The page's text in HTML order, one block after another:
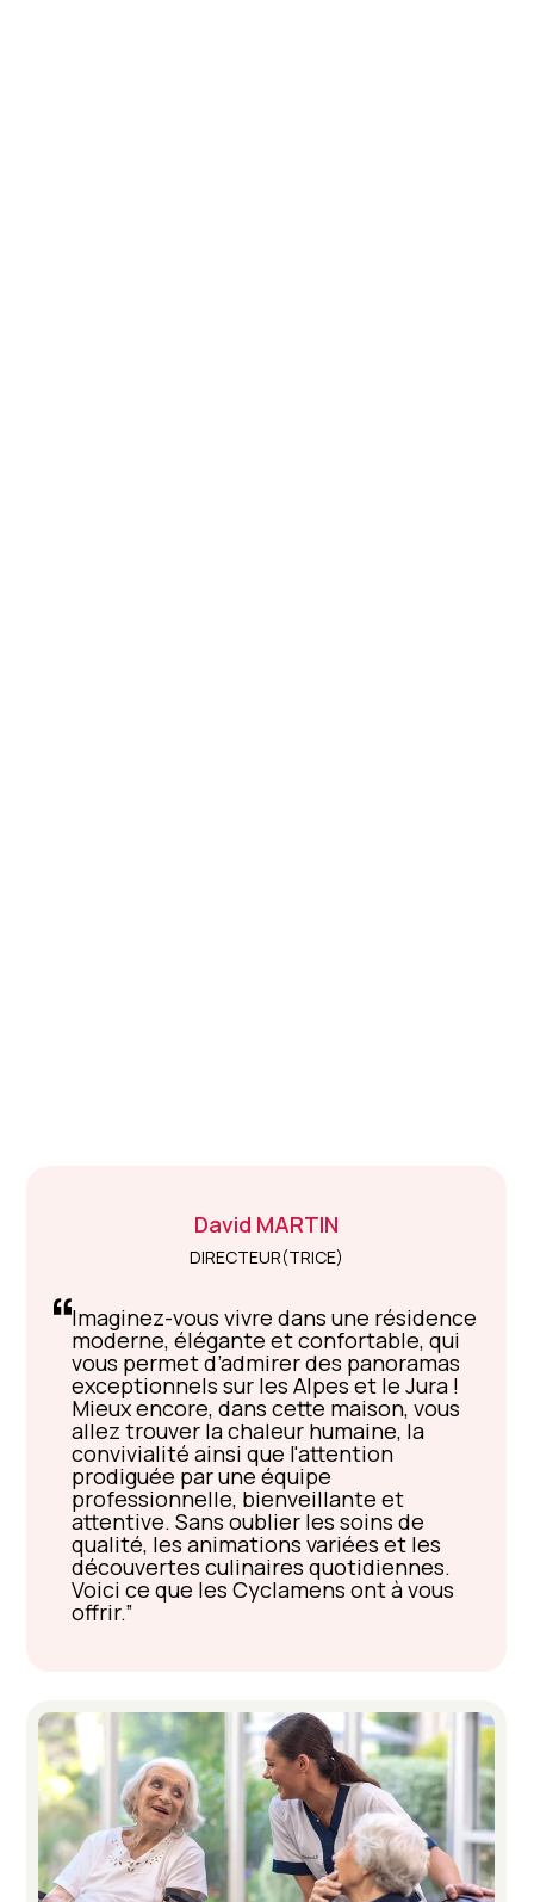
David MARTIN
DIRECTEUR(TRICE)
Imaginez-vous vivre dans une résidence
moderne, élégante et confortable, qui
vous permet d’admirer des panoramas
exceptionnels sur les Alpes et le Jura !
Mieux encore, dans cette maison, vous
allez trouver la chaleur humaine, la
convivialité ainsi que l'attention
prodiguée par une équipe
professionnelle, bienveillante et
attentive. Sans oublier les soins de
qualité, les animations variées et les
découvertes culinaires quotidiennes.
Voici ce que les Cyclamens ont à vous
offrir.